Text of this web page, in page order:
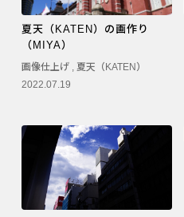
夏天（KATEN）の画作り
（MIYA）
画像仕上げ
夏天（KATEN）
2022.07.19